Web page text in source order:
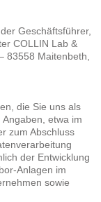
Geschäftsführer,
COLLIN Lab &
83558 Maitenbeth,
die Sie uns als
etwa im
zum Abschluss
der Entwicklung
Anlagen im
sowie